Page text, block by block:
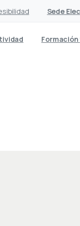
Sede
Formación